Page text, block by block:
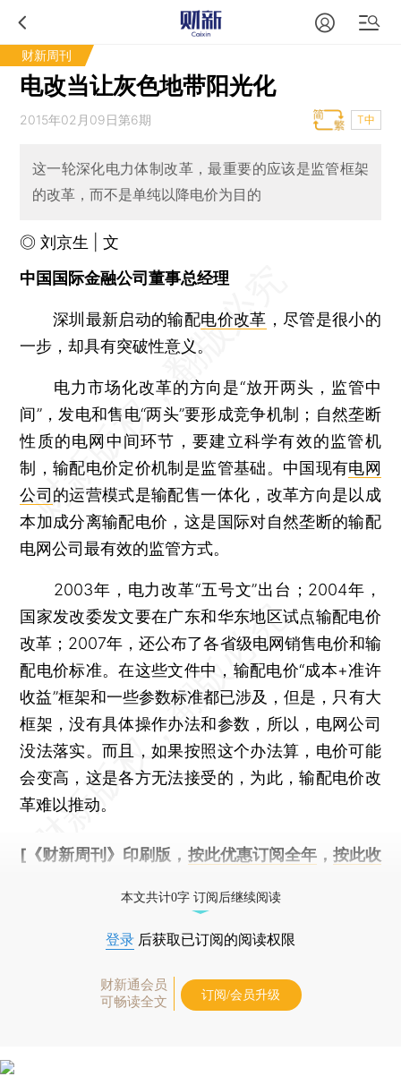
财新周刊
电改当让灰色地带阳光化
2015年02月09日第6期 T中
这一轮深化电力体制改革，最重要的应该是监管框架
的改革，而不是单纯以降电价为目的
◎ 刘京生 | 文
中国国际金融公司董事总经理
深圳最新启动的输配电价改革 ，尽管是很小的
一步，却具有突破性意义。
电力市场化改革的方向是“放开两头，监管中
间”，发电和售电“两头”要形成竞争机制；自然垄断
性质的电网中间环节，要建立科学有效的监管机
制，输配电价定价机制是监管基础。中国现有电网
公司 的运营模式是输配售一体化，改革方向是以成
本加成分离输配电价，这是国际对自然垄断的输配
电网公司最有效的监管方式。
2003年，电力改革“五号文”出台；2004年，
国家发改委发文要在广东和华东地区试点输配电价
改革；2007年，还公布了各省级电网销售电价和输
配电价标准。在这些文件中，输配电价“成本+准许
收益”框架和一些参数标准都已涉及，但是，只有大
框架，没有具体操作办法和参数，所以，电网公司
没法落实。而且，如果按照这个办法算，电价可能
会变高，这是各方无法接受的，为此，输配电价改
革难以推动。
[《财新周刊》印刷版， 按此优惠订阅全年， 按此收
本文共计0字 订阅后继续阅读
登录 后获取已订阅的阅读权限
财新通会员
可畅读全文
订阅/会员升级